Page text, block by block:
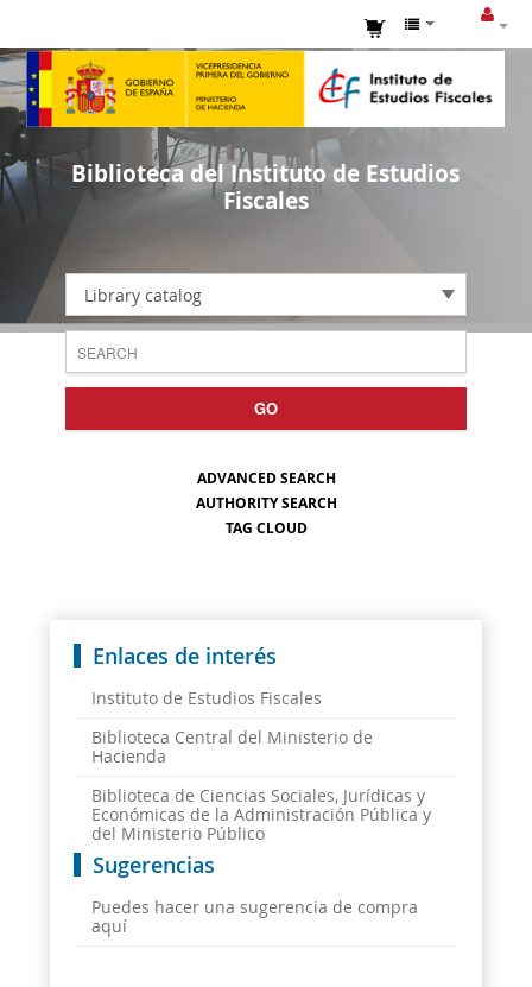
Biblioteca del Instituto de Estudios
Fiscales
Library catalog
GO
ADVANCED SEARCH
AUTHORITY SEARCH
TAG CLOUD
Enlaces de interés
Instituto de Estudios Fiscales
Biblioteca Central del Ministerio de
Hacienda
Biblioteca de Ciencias Sociales, Jurídicas y
Económicas de la Administración Pública y
del Ministerio Público
Sugerencias
Puedes hacer una sugerencia de compra
aquí